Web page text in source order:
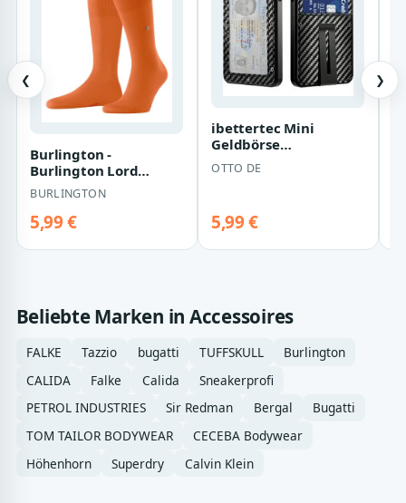
❮
Burlington -
Burlington Lord
Herren carrot orange -
Gr. - 43
BURLINGTON
5,99 €
ibettertec Mini
Geldbörse
Portemonnaie
Geldbörsen
OTTO DE
5,99 €
❯
Beliebte Marken in Accessoires
FALKE Tazzio bugatti TUFFSKULL
Burlington
CALIDA
Falke Calida
Sneakerprofi
PETROL INDUSTRIES
Sir Redman Bergal
Bugatti
TOM TAILOR BODYWEAR
CECEBA Bodywear
Höhenhorn
Superdry Calvin Klein